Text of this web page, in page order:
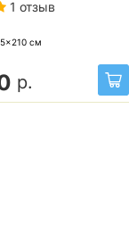
1 отзыв
см
р.